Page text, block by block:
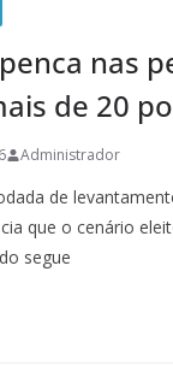
nas
de 20
Administrador
de
que o cenário
segue